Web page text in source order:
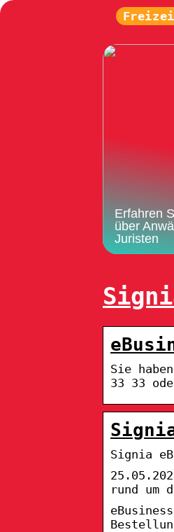
Erfahren
über
Juristen
Sie
33 33
Signia
rund um